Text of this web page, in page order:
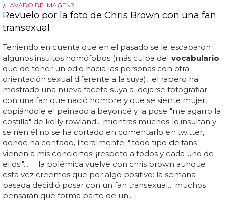
¿LAVADO DE IMAGEN?
Revuelo por la foto de Chris Brown con una fan
transexual
Teniendo en cuenta que en el pasado se le escaparon
algunos insultos homófobos (más culpa del vocabulario
que de tener un odio hacia las personas con otra
orientación sexual diferente a la suya), el rapero ha
mostrado una nueva faceta suya al dejarse fotografiar
con una fan que nació hombre y que se siente mujer,
copiándole el peinado a beyoncé y la pose "me agarro la
costilla" de kelly rowland... mientras muchos lo insultan y
se ríen él no se ha cortado en comentarlo en twitter,
donde ha contado, literalmente: "¡todo tipo de fans
vienen a mis conciertos! ¡respeto a todos y cada uno de
ellos!"... la polémica vuelve con chris brown aunque
esta vez creemos que por algo positivo: la semana
pasada decidió posar con un fan transexual... muchos
pensarán que forma parte de un...